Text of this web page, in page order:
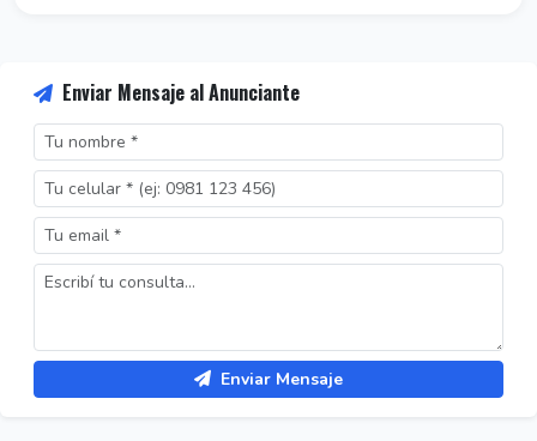
Enviar Mensaje al Anunciante
Enviar Mensaje